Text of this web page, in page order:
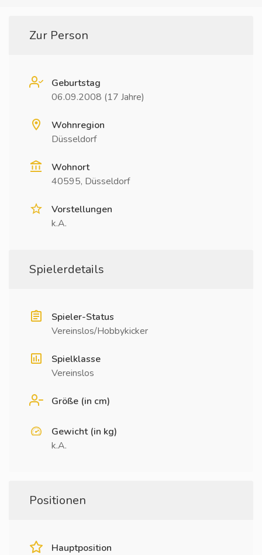
Zur Person
Geburtstag
06.09.2008 (17 Jahre)
Wohnregion
Düsseldorf
Wohnort
40595, Düsseldorf
Vorstellungen
k.A.
Spielerdetails
Spieler-Status
Vereinslos/Hobbykicker
Spielklasse
Vereinslos
Größe (in cm)
Gewicht (in kg)
k.A.
Positionen
Hauptposition